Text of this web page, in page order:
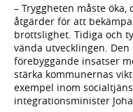
– Tryggheten måste
åtgärder för att
brottslighet. Tidiga och
vända utvecklingen.
förebyggande insatser
stärka kommunernas
exempel inom
integrationsminister